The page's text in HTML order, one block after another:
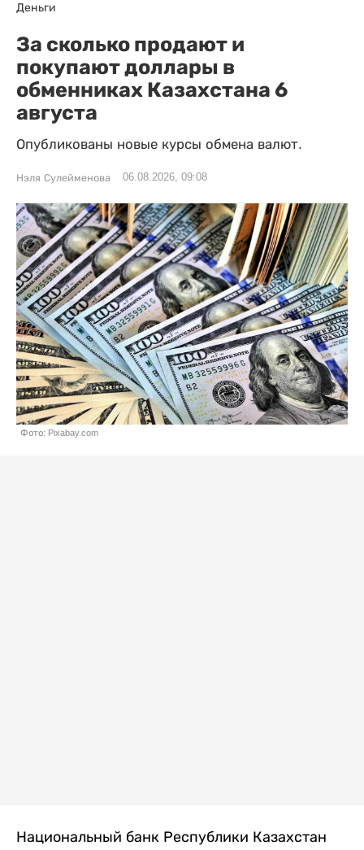
Деньги
За сколько продают и
покупают доллары в
обменниках Казахстана 6
августа
Опубликованы новые курсы обмена валют.
Нэля Сулейменова 06.08.2026, 09:08
Фото: Pixabay.com
Национальный банк Республики Казахстан